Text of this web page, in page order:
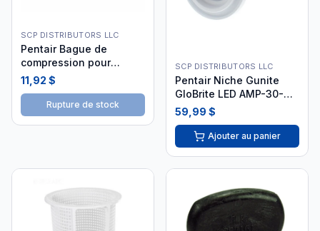
SCP DISTRIBUTORS LLC
Pentair Bague de
compression pour
chlorinateur
11,92 $
Rupture de stock
SCP DISTRIBUTORS LLC
Pentair Niche Gunite
GloBrite LED AMP-30-
7004
59,99 $
Ajouter au panier